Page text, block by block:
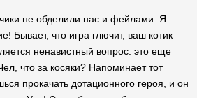
не обделили нас и фейлами. Я
Бывает, что игра глючит, ваш котик
ненавистный вопрос: это еще
что за косяки? Напоминает тот
прокачать дотационного героя, и он